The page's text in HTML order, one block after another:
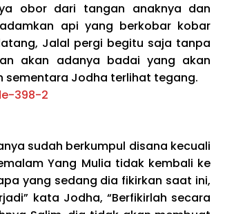
obor dari tangan anaknya dan
api yang berkobar kobar
Jalal pergi begitu saja tanpa
akan adanya badai yang akan
sementara Jodha terlihat tegang.
sudah berkumpul disana kecuali
Yang Mulia tidak kembali ke
yang sedang dia fikirkan saat ini,
kata Jodha, “Berfikirlah secara